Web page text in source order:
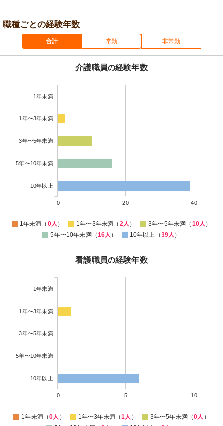
職種ごとの経験年数
合計 常勤 非常勤
介護職員の経験年数
1年未満
1年〜3年未満
3年〜5年未満
5年〜10年未満
10年以上
0 20 40
1年未満（ 0人 ） 1年〜3年未満（ 2人 ） 3年〜5年未満（ 10人 ）
5年〜10年未満（16人 ） 10年以上（39人 ）
看護職員の経験年数
1年未満
1年〜3年未満
3年〜5年未満
5年〜10年未満
10年以上
0 5 10
1年未満（0人 ） 1年〜3年未満（1人 ） 3年〜5年未満（0人 ）